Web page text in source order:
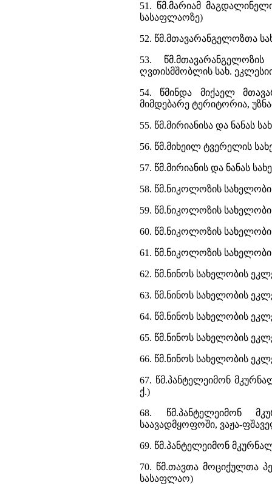
51. წმ.მარიამ
სასაფლაოზე)
52. წმ.მთავარანგელოზთა
53.
ღვთისმშობლის სახ.
54. წმინდა მიქაელ
მიმდებარე ტერიტორია,
55. წმ.მირიანისა და ნანას
56. წმ.მიხეილ ტვერელის
57. წმ.მირიანის და ნანას
58. წმ.ნიკოლოზის
59. წმ.ნიკოლოზის
60. წმ.ნიკოლოზის
61. წმ.ნიკოლოზის
62. წმ.ნინოს სახელობის
63. წმ.ნინოს სახელობის
64. წმ.ნინოს სახელობის
65. წმ.ნინოს სახელობის
66. წმ.ნინოს სახელობის
67. წმ.პანტელეიმონ
ქ.)
68. წმ.პანტელეიმონ
საავადმყოფოში, ვაჟა-
69. წმ.პანტელეიმონ
70. წმ.თავთა მოციქულთა
სასაფლაო)